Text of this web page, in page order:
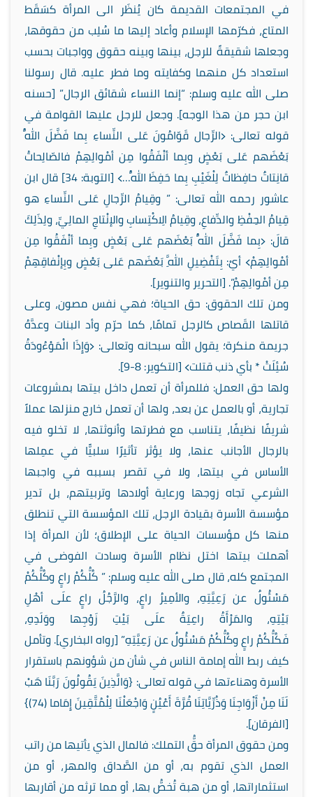
في المجتمعات القديمة كان يُنظَر الى المرأة كسَقَط
المتاع، فكرّمها الإسلام وأعاد إليها ما سُلِب من حقوقها،
وجعلها شقيقةً للرجل، بينها وبينه حقوق وواجبات بحسب
استعداد كل منهما وكفايته وما فطر عليه. قال رسولنا
صلى الله عليه وسلم: “إنما النساء شقائق الرجال” [حسنه
ابن حجر من هذا الوجه]. وجعل للرجل عليها القوامة في
قوله تعالى: ﴿الرِّجال قَوّامُونَ عَلى النِّساءِ بِما فَضَّلَ اللَّهُ
بَعْضَهم عَلى بَعْضٍ وبِما أنْفَقُوا مِن أمْوالِهِمْ فالصّالِحاتُ
قانِتاتٌ حافِظاتٌ لِلْغَيْبِ بِما حَفِظَ اللَّهُ…﴾ [التوبة: 34] قال ابن
عاشور رحمه الله تعالى: ” وقِيامُ الرِّجالِ عَلى النِّساءِ هو
قِيامُ الحِفْظِ والدِّفاعِ، وقِيامُ الِاكْتِسابِ والإنْتاجِ المالِيِّ، ولِذَلِكَ
قالَ: ﴿بِما فَضَّلَ اللَّهُ بَعْضَهم عَلى بَعْضٍ وبِما أنْفَقُوا مِن
أمْوالِهِمْ﴾ أيْ: بِتَفْضِيلِ اللَّهِ بَعْضَهم عَلى بَعْضٍ وبِإنْفاقِهِمْ
مِن أمْوالِهِمْ”. [التحرير والتنوير].
ومن تلك الحقوق: حق الحياة؛ فهي نفس مصون، وعلى
قاتلها القَصاص كالرجل تمامًا، كما حرّم وأد البنات وعدَّهُ
جريمة منكرة؛ يقول الله سبحانه وتعالى: ﴿وَإِذَا الْمَوْءُودَةُ
سُئِلَتْ * بأي ذنب قتلت﴾ [التكوير: 8-9].
ولها حق العمل: فللمرأة أن تعمل داخل بيتها بمشروعات
تجارية، أو بالعمل عن بعد، ولها أن تعمل خارج منزلها عملاً
شريفًا نظيفًا، يتناسب مع فطرتها وأنوثتها، لا تخلو فيه
بالرجال الأجانب عنها، ولا يؤثر تأثيرًا سلبيًّا في عمِلها
الأساس في بيتها، ولا في تقصر بسببه في واجبها
الشرعي تجاه زوجها ورعاية أولادها وتربيتهم، بل تدير
مؤسسة الأسرة بقيادة الرجل، تلك المؤسسة التي تنطلق
منها كل مؤسسات الحياة على الإطلاق؛ لأن المرأة إذا
أهملت بيتها اختل نظام الأسرة وسادت الفوضى في
المجتمع كله، قال صلى الله عليه وسلم: ” كُلُّكُمْ راعٍ وكُلُّكُمْ
مَسْئُولٌ عن رَعِيَّتِهِ، والأمِيرُ راعٍ، والرَّجُلُ راعٍ علَى أهْلِ
بَيْتِهِ، والمَرْأَةُ راعِيَةٌ علَى بَيْتِ زَوْجِها ووَلَدِهِ،
فَكُلُّكُمْ راعٍ وكُلُّكُمْ مَسْئُولٌ عن رَعِيَّتِهِ” [رواه البخاري]. وتأمل
كيف ربط الله إمامة الناس في شأن من شؤونهم باستقرار
الأسرة وهناءتها في قوله تعالى: {وَالَّذِينَ يَقُولُونَ رَبَّنَا هَبْ
لَنَا مِنْ أَزْوَاجِنَا وَذُرِّيَّاتِنَا قُرَّةَ أَعْيُنٍ وَاجْعَلْنَا لِلْمُتَّقِينَ إِمَاما (74)}
[الفرقان].
ومن حقوق المرأة حقُّ التملك: فالمال الذي يأتيها من راتب
العمل الذي تقوم به، أو من الصَّداق والمهر، أو من
استثماراتها، أو من هبة تُخصُّ بها، أو مما ترثه من أقاربها